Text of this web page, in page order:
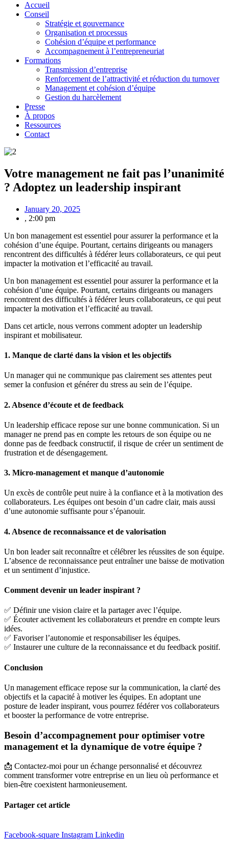
Accueil
Conseil
Stratégie et gouvernance
Organisation et processus
Cohésion d’équipe et performance
Accompagnement à l’entrepreneuriat
Formations
Transmission d’entreprise
Renforcement de l’attractivité et réduction du turnover
Management et cohésion d’équipe
Gestion du harcèlement
Presse
À propos
Ressources
Contact
Votre management ne fait pas l’unanimité
? Adoptez un leadership inspirant
January 20, 2025
, 2:00 pm
Un bon management est essentiel pour assurer la performance et la
cohésion d’une équipe. Pourtant, certains dirigeants ou managers
rencontrent des difficultés à fédérer leurs collaborateurs, ce qui peut
impacter la motivation et l’efficacité au travail.
Un bon management est essentiel pour assurer la performance et la
cohésion d’une équipe. Pourtant, certains dirigeants ou managers
rencontrent des difficultés à fédérer leurs collaborateurs, ce qui peut
impacter la motivation et l’efficacité au travail.
Dans cet article, nous verrons comment adopter un leadership
inspirant et mobilisateur.
1. Manque de clarté dans la vision et les objectifs
Un manager qui ne communique pas clairement ses attentes peut
semer la confusion et générer du stress au sein de l’équipe.
2. Absence d’écoute et de feedback
Un leadership efficace repose sur une bonne communication. Si un
manager ne prend pas en compte les retours de son équipe ou ne
donne pas de feedback constructif, il risque de créer un sentiment de
frustration et de désengagement.
3. Micro-management et manque d’autonomie
Un excès de contrôle peut nuire à la confiance et à la motivation des
collaborateurs. Les équipes ont besoin d’un cadre clair, mais aussi
d’une autonomie suffisante pour s’épanouir.
4. Absence de reconnaissance et de valorisation
Un bon leader sait reconnaître et célébrer les réussites de son équipe.
L’absence de reconnaissance peut entraîner une baisse de motivation
et un sentiment d’injustice.
Comment devenir un leader inspirant ?
✅ Définir une vision claire et la partager avec l’équipe.
✅ Écouter activement les collaborateurs et prendre en compte leurs
idées.
✅ Favoriser l’autonomie et responsabiliser les équipes.
✅ Instaurer une culture de la reconnaissance et du feedback positif.
Conclusion
Un management efficace repose sur la communication, la clarté des
objectifs et la capacité à motiver les équipes. En adoptant une
posture de leader inspirant, vous pourrez fédérer vos collaborateurs
et booster la performance de votre entreprise.
Besoin d’accompagnement pour optimiser votre
management et la dynamique de votre équipe ?
📩 Contactez-moi pour un échange personnalisé et découvrez
comment transformer votre entreprise en un lieu où performance et
bien-être coexistent harmonieusement.
Partager cet article
Facebook-square Instagram Linkedin